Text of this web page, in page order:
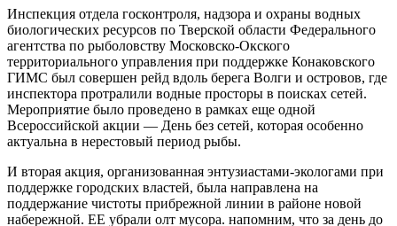
Инспекция отдела госконтроля, надзора и охраны водных
биологических ресурсов по Тверской области Федерального
агентства по рыболовству Московско-Окского
территориального управления при поддержке Конаковского
ГИМС был совершен рейд вдоль берега Волги и островов, где
инспектора протралили водные просторы в поисках сетей.
Мероприятие было проведено в рамках еще одной
Всероссийской акции — День без сетей, которая особенно
актуальна в нерестовый период рыбы.
И вторая акция, организованная энтузиастами-экологами при
поддержке городских властей, была направлена на
поддержание чистоты прибрежной линии в районе новой
набережной. ЕЕ убрали олт мусора. напомним, что за день до